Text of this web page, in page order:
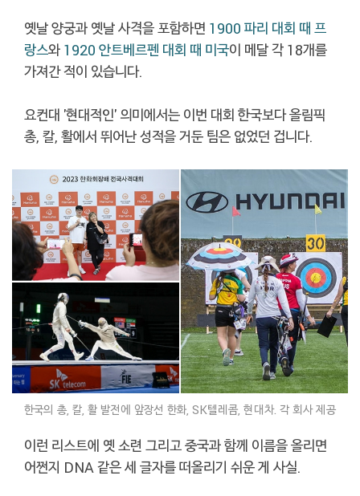
옛날 양궁과 옛날 사격을 포함하면 1900 파리 대회 때 프
랑스와 1920 안트베르펜 대회 때 미국이 메달 각 18개를
가져간 적이 있습니다.
요컨대 '현대적인' 의미에서는 이번 대회 한국보다 올림픽
총, 칼, 활에서 뛰어난 성적을 거둔 팀은 없었던 겁니다.
한국의 총, 칼, 활 발전에 앞장선 한화, SK텔레콤, 현대차. 각 회사 제공
이런 리스트에 옛 소련 그리고 중국과 함께 이름을 올리면
어쩐지 DNA 같은 세 글자를 떠올리기 쉬운 게 사실.